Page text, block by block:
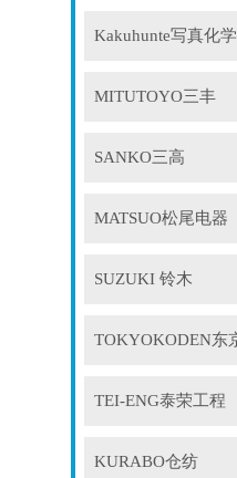
Kakuhunte写真化学
MITUTOYO三丰
SANKO三高
MATSUO松尾电器
SUZUKI 铃木
TEI-ENG泰荣工程
KURABO仓纺